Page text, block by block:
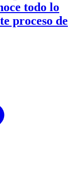
todo lo
proceso de